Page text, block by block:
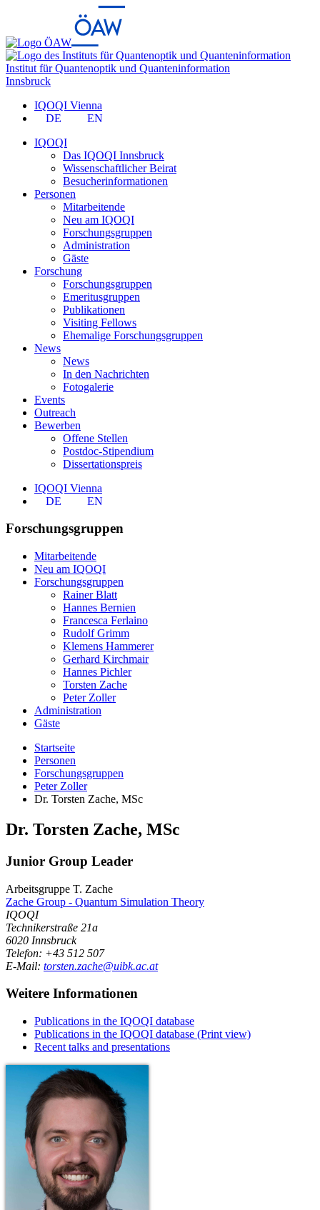
Institut für Quantenoptik und Quanteninformation
Innsbruck
IQOQI Vienna
DE
EN
IQOQI
Das IQOQI Innsbruck
Wissenschaftlicher Beirat
Besucherinformationen
Personen
Mitarbeitende
Neu am IQOQI
Forschungsgruppen
Administration
Gäste
Forschung
Forschungsgruppen
Emeritusgruppen
Publikationen
Visiting Fellows
Ehemalige Forschungsgruppen
News
News
In den Nachrichten
Fotogalerie
Events
Outreach
Bewerben
Offene Stellen
Postdoc-Stipendium
Dissertationspreis
IQOQI Vienna
DE
EN
Forschungsgruppen
Mitarbeitende
Neu am IQOQI
Forschungsgruppen
Rainer Blatt
Hannes Bernien
Francesca Ferlaino
Rudolf Grimm
Klemens Hammerer
Gerhard Kirchmair
Hannes Pichler
Torsten Zache
Peter Zoller
Administration
Gäste
Startseite
Personen
Forschungsgruppen
Peter Zoller
Dr. Torsten Zache, MSc
Dr. Torsten Zache, MSc
Junior Group Leader
Arbeitsgruppe T. Zache
Zache Group - Quantum Simulation Theory
IQOQI
Technikerstraße 21a
6020 Innsbruck
Telefon: +43 512 507
E-Mail: torsten.zache@uibk.ac.at
Weitere Informationen
Publications in the IQOQI database
Publications in the IQOQI database (Print view)
Recent talks and presentations